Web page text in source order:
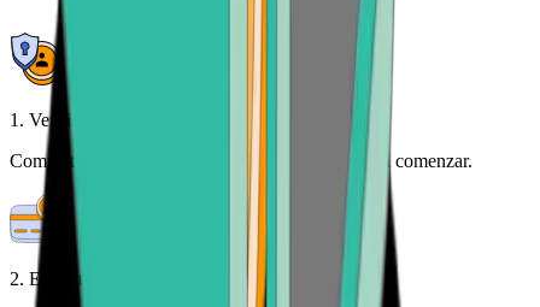
1. Verifica tu identidad
Complete una verificación de identidad única para comenzar.
2. Envía tu VERSE